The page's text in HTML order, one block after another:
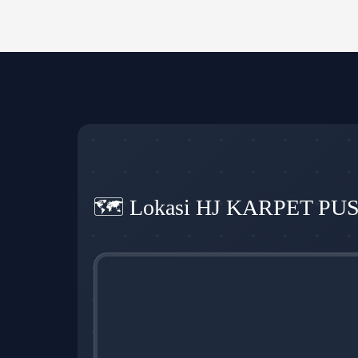
🗺️ Lokasi HJ KARPET